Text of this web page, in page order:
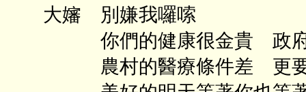
大嬸 別嫌我囉嗦
你們的健康很金貴 政府
農村的醫療條件差 更要